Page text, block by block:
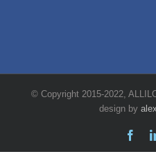
© Copyright 2015-2022,
design by